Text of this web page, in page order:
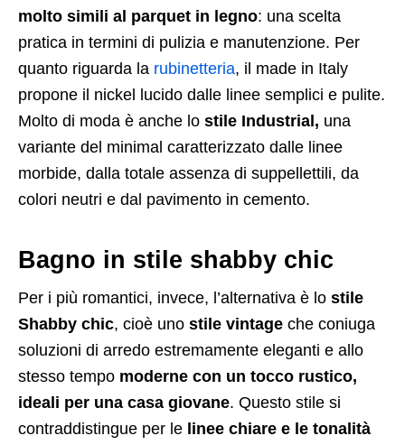
molto simili al parquet in legno: una scelta
pratica in termini di pulizia e manutenzione. Per
quanto riguarda la rubinetteria, il made in Italy
propone il nickel lucido dalle linee semplici e pulite.
Molto di moda è anche lo stile Industrial, una
variante del minimal caratterizzato dalle linee
morbide, dalla totale assenza di suppellettili, da
colori neutri e dal pavimento in cemento.
Bagno in stile shabby chic
Per i più romantici, invece, l’alternativa è lo stile
Shabby chic, cioè uno stile vintage che coniuga
soluzioni di arredo estremamente eleganti e allo
stesso tempo moderne con un tocco rustico,
ideali per una casa giovane. Questo stile si
contraddistingue per le linee chiare e le tonalità